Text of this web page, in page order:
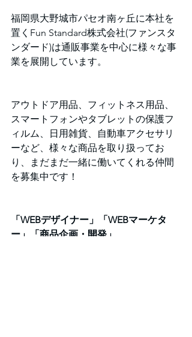
福岡県大野城市パセオ南ヶ丘に本社を
置くFun Standard株式会社(ファンスタ
ンダード)は通販事業を中心に様々な事
業を展開しています。
アウトドア用品、フィットネス用品、
スマートフォンやタブレットの保護フ
ィルム、日用雑貨、自動車アクセサリ
ーなど、様々な商品を取り扱ってお
り、まだまだ一緒に働いてくれる仲間
を募集中です！
「WEBデザイナー」「WEBマーケタ
ー」「商品企画・開発」